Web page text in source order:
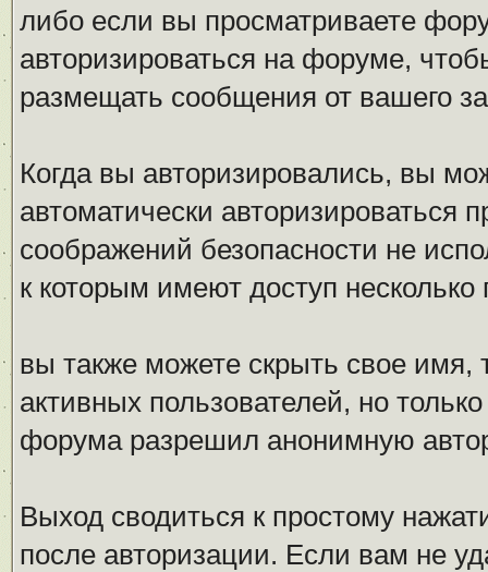
либо если вы просматриваете
авторизироваться на форуме,
размещать сообщения от вашего
Когда вы авторизировались, вы
автоматически
соображений безопасности не
к которым имеют доступ несколько
вы также можете скрыть свое имя,
активных пользователей, но
форума разрешил анонимную
Выход сводиться к простому
после авторизации. Если вам не